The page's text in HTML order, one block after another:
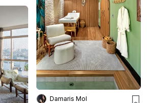
Damaris Mol